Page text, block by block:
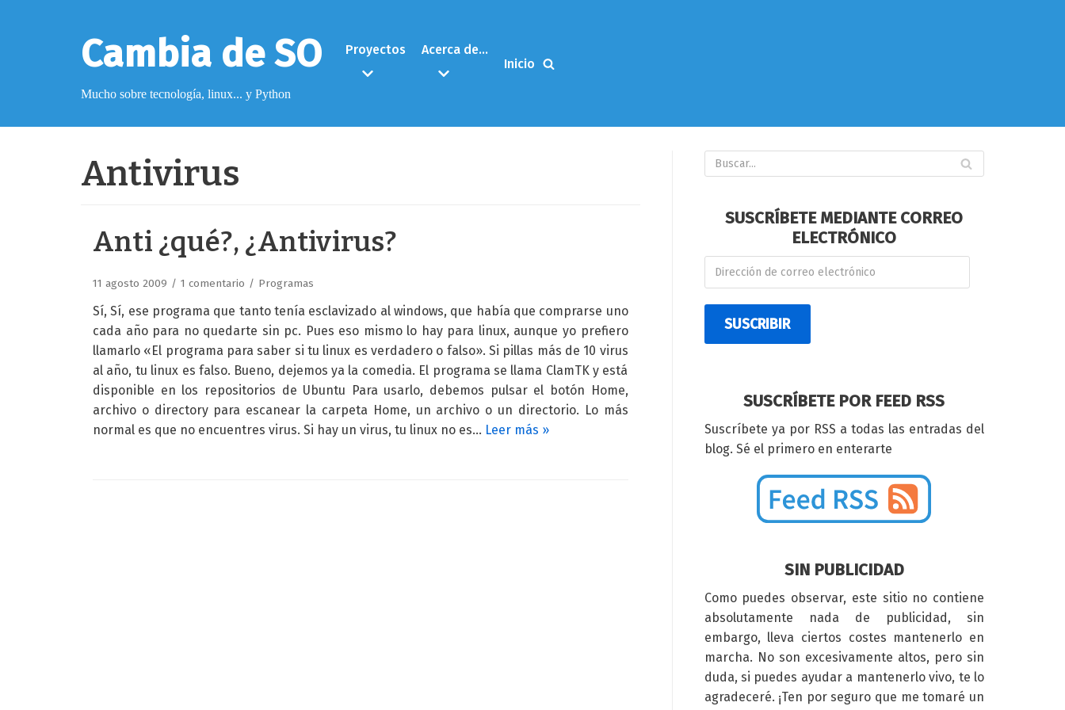
Cambia de SO
Mucho sobre tecnología, linux... y Python
Proyectos
Acerca de…
Inicio
Licencia de contenido
Política de protección de datos
Antivirus
Anti ¿qué?, ¿Antivirus?
11 agosto 2009 1 comentario Programas
Sí, Sí, ese programa que tanto tenía esclavizado al windows, que había que comprarse uno
cada año para no quedarte sin pc. Pues eso mismo lo hay para linux, aunque yo prefiero
llamarlo «El programa para saber si tu linux es verdadero o falso». Si pillas más de 10 virus
al año, tu linux es falso. Bueno, dejemos ya la comedia. El programa se llama ClamTK y está
disponible en los repositorios de Ubuntu Para usarlo, debemos pulsar el botón Home,
archivo o directory para escanear la carpeta Home, un archivo o un directorio. Lo más
normal es que no encuentres virus. Si hay un virus, tu linux no es… Leer más »
SUSCRÍBETE MEDIANTE CORREO
ELECTRÓNICO
SUSCRIBIR
SUSCRÍBETE POR FEED RSS
Suscríbete ya por RSS a todas las entradas del
blog. Sé el primero en enterarte
SIN PUBLICIDAD
Como puedes observar, este sitio no contiene
absolutamente nada de publicidad, sin
embargo, lleva ciertos costes mantenerlo en
marcha. No son excesivamente altos, pero sin
duda, si puedes ayudar a mantenerlo vivo, te lo
agradeceré. ¡Ten por seguro que me tomaré un